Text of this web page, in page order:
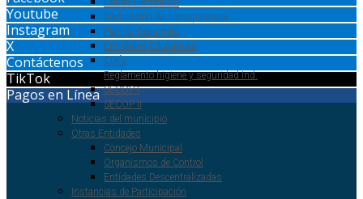
Youtube
Instagram
X
Contáctenos
TikTok
Pagos en Línea
Correo Electrónico
Declaración de Transparencia
Plan de Desarrollo
Entidades Educativas
CDI ́s
Reglamento higiene y seguridad Ind.
SECOP I
SECOP II
Noticias del municipio
Otras Entidades
Concejo Municipal
Organismos de Control
Entidades Descentralizadas
Instancias de Participación